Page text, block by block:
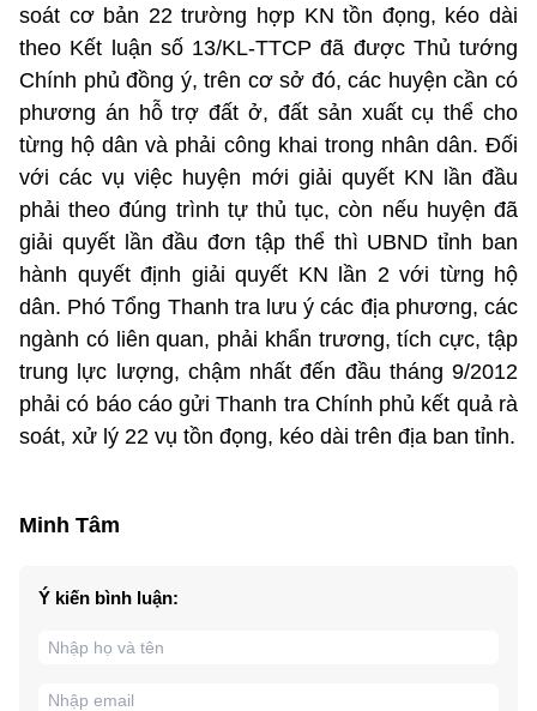
soát cơ bản 22 trường hợp KN tồn đọng, kéo dài
theo Kết luận số 13/KL-TTCP đã được Thủ tướng
Chính phủ đồng ý, trên cơ sở đó, các huyện cần có
phương án hỗ trợ đất ở, đất sản xuất cụ thể cho
từng hộ dân và phải công khai trong nhân dân. Đối
với các vụ việc huyện mới giải quyết KN lần đầu
phải theo đúng trình tự thủ tục, còn nếu huyện đã
giải quyết lần đầu đơn tập thể thì UBND tỉnh ban
hành quyết định giải quyết KN lần 2 với từng hộ
dân. Phó Tổng Thanh tra lưu ý các địa phương, các
ngành có liên quan, phải khẩn trương, tích cực, tập
trung lực lượng, chậm nhất đến đầu tháng 9/2012
phải có báo cáo gửi Thanh tra Chính phủ kết quả rà
soát, xử lý 22 vụ tồn đọng, kéo dài trên địa ban tỉnh.
Minh Tâm
Ý kiến bình luận: